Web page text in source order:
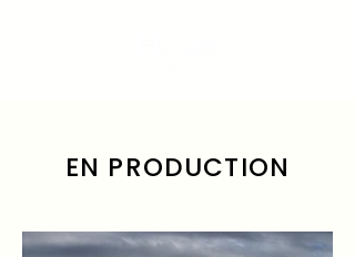
EN PRODUCTION